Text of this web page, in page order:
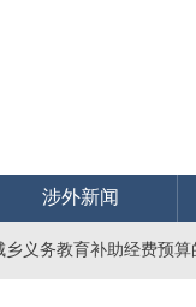
涉外新闻
义务教育补助经费预算